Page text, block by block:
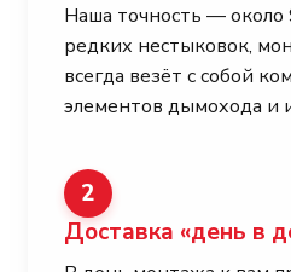
Наша точность — около
редких нестыковок,
всегда везёт с собой
элементов дымохода и
2
Доставка «день в